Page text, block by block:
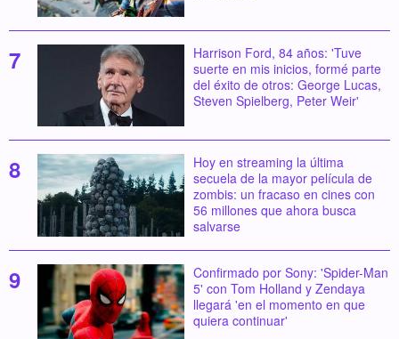
Harrison Ford, 84 años: 'Tuve
suerte en mis inicios, formé parte
del éxito de otros: George Lucas,
Steven Spielberg, Peter Weir'
Hoy en streaming la última
secuela de la mayor película de
zombis: un fracaso en cines con
56 millones que ahora busca
salvarse
Confirmado por Sony: 'Spider-Man
5' con Tom Holland y Zendaya
llegará 'en el momento en que
quiera continuar'